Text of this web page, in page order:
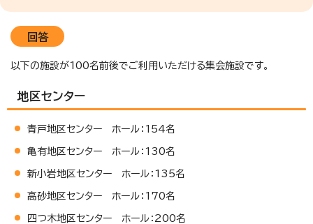
回答
以下の施設が100名前後でご利用いただける集会施設です。
地区センター
青戸地区センター ホール：154名
亀有地区センター ホール：130名
新小岩地区センター ホール：135名
高砂地区センター ホール：170名
四つ木地区センター ホール：200名